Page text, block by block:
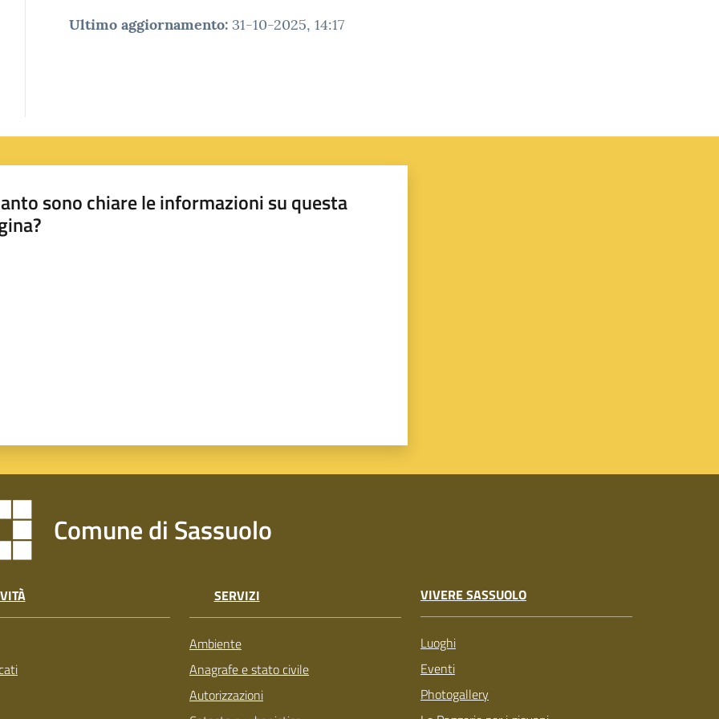
Ultimo aggiornamento: 31-10-2025, 14:17
sono chiare le informazioni su questa
Comune di Sassuolo
SERVIZI
Ambiente
Anagrafe e stato civile
Autorizzazioni
VIVERE SASSUOLO
Luoghi
Eventi
Photogallery